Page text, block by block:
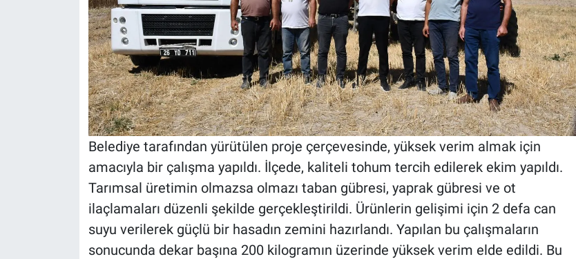
Belediye tarafından yürütülen proje çerçevesinde, yüksek verim almak için
amacıyla bir çalışma yapıldı. İlçede, kaliteli tohum tercih edilerek ekim yapıldı.
Tarımsal üretimin olmazsa olmazı taban gübresi, yaprak gübresi ve ot
ilaçlamaları düzenli şekilde gerçekleştirildi. Ürünlerin gelişimi için 2 defa can
suyu verilerek güçlü bir hasadın zemini hazırlandı. Yapılan bu çalışmaların
sonucunda dekar başına 200 kilogramın üzerinde yüksek verim elde edildi. Bu